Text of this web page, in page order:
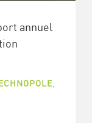
annuel
,